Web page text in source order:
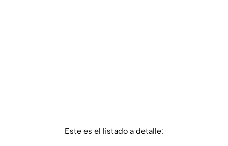
Este es el listado a detalle: